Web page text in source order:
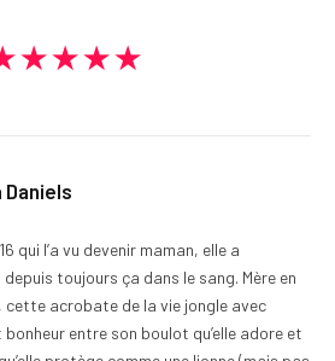
Daniels
qui l’a vu devenir maman, elle a
toujours ça dans le sang. Mère en
cette acrobate de la vie jongle avec
entre son boulot qu’elle adore et